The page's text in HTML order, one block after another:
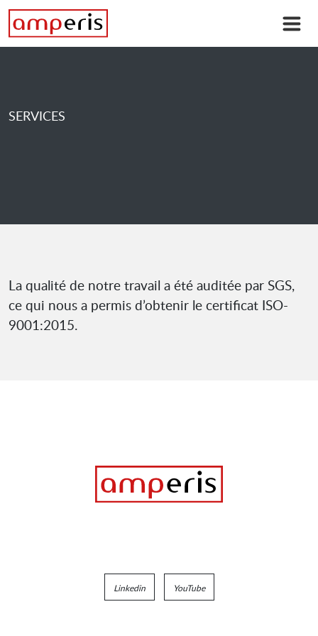
SERVICES
La qualité de notre travail a été auditée par SGS,
ce qui nous a permis d’obtenir le certificat ISO-
9001:2015.
Linkedin YouTube